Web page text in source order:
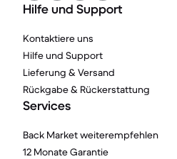
Hilfe und Support
Kontaktiere uns
Hilfe und Support
Lieferung & Versand
Rückgabe & Rückerstattung
Services
Back Market weiterempfehlen
12 Monate Garantie